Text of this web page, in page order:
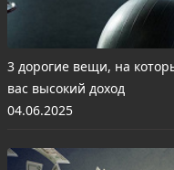
3 дорогие вещи, на
вас высокий доход
04.06.2025